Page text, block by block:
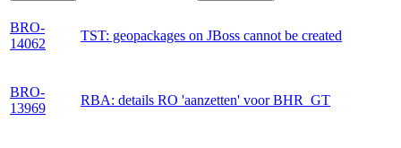
BRO-
14062
TST: geopackages on JBoss cannot be created
BRO-
13969
RBA: details RO 'aanzetten' voor BHR_GT